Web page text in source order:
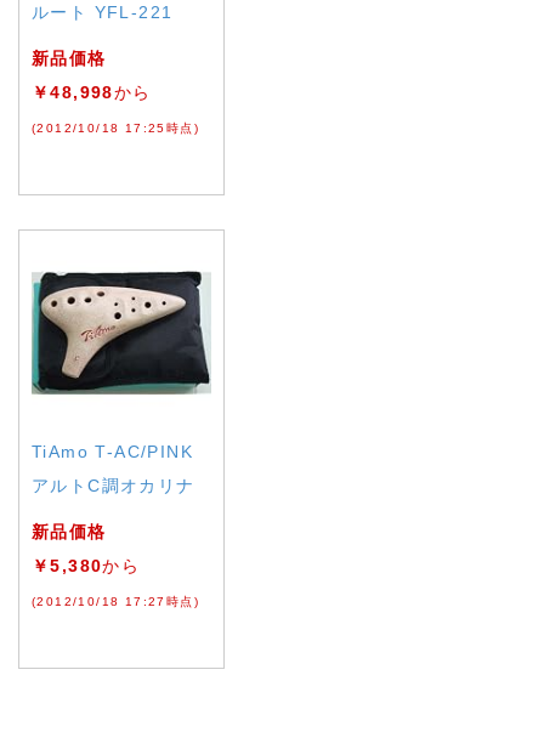
ルート YFL-221
新品価格
￥48,998から
(2012/10/18 17:25時点)
TiAmo T-AC/PINK
アルトC調オカリナ
新品価格
￥5,380から
(2012/10/18 17:27時点)